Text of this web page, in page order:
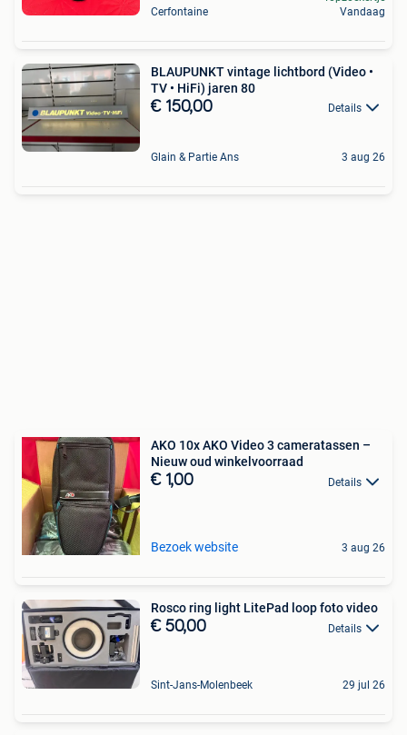
Cerfontaine
Vandaag
BLAUPUNKT vintage lichtbord (Video •
TV • HiFi) jaren 80
€ 150,00 Details
Glain & Partie Ans 3 aug 26
AKO 10x AKO Video 3 cameratassen –
Nieuw oud winkelvoorraad
€ 1,00 Details
Bezoek website 3 aug 26
Rosco ring light LitePad loop foto video
€ 50,00 Details
Sint-Jans-Molenbeek 29 jul 26